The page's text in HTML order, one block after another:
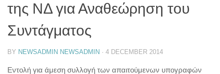
της ΝΔ για Αναθεώρηση του
Συντάγματος
BY NEWSADMIN NEWSADMIN · 4 DECEMBER 2014
Εντολή για άμεση συλλογή των απαιτούμενων υπογραφών